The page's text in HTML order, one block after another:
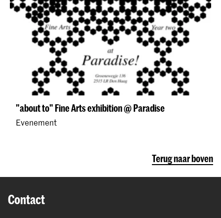
"about to" Fine Arts exhibition @ Paradise
Evenement
Terug naar boven
Contact